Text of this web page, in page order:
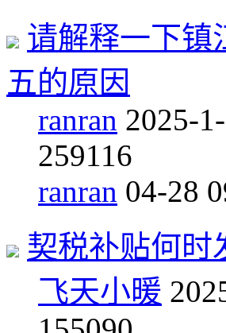
请解释一下镇
五的原因
ranran 2025-
259116
ranran 04-28
契税补贴何时
飞天小暖